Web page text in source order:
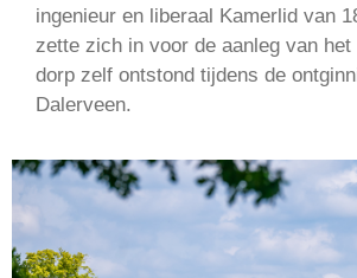
ingenieur en liberaal Kamerlid van
zette zich in voor de aanleg van het
dorp zelf ontstond tijdens de
Dalerveen.